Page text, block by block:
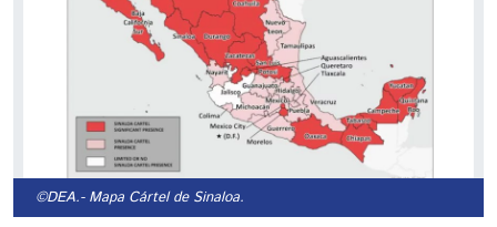
©DEA.- Mapa Cártel de Sinaloa.